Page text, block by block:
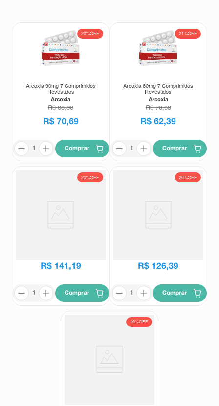
absorvente
20%OFF
Arcoxia 90mg 7 Comprimidos
Revestidos
Arcoxia
R$ 88,66
R$ 70,69
Comprar
21%OFF
Arcoxia 60mg 7 Comprimidos
Revestidos
Arcoxia
R$ 78,93
R$ 62,39
Comprar
20%OFF
Arcoxia 90mg 14 Comprimidos
R$ 141 ,19
Comprar
20%OFF
Arcoxia 60mg 14 Comprimidos
R$ 126,39
Comprar
16%OFF
Arcoxia 90mg 5 Comprimidos